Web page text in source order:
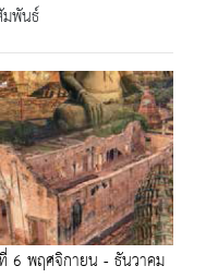
พันธ์
6 พฤศจิกายน - ธันวาคม